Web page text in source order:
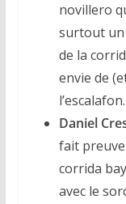
novillero
surtout un
de la
envie de
l’escalafon.
Daniel
fait
corrida
avec le